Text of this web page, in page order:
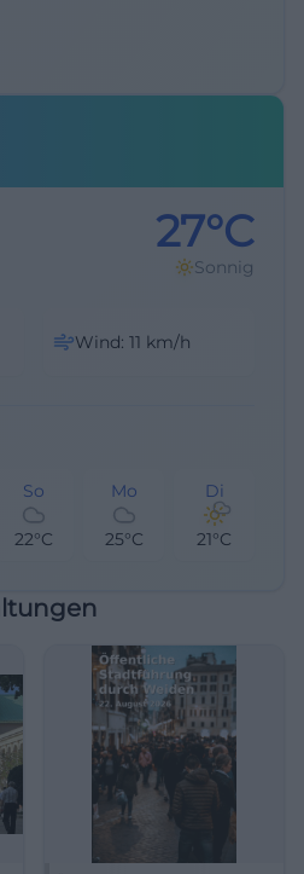
27°C
Sonnig
Wind: 11 km/h
So
22°C
Mo
25°C
Di
21°C